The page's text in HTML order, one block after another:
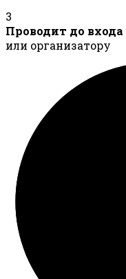
3
Проводит до входа
или организатору